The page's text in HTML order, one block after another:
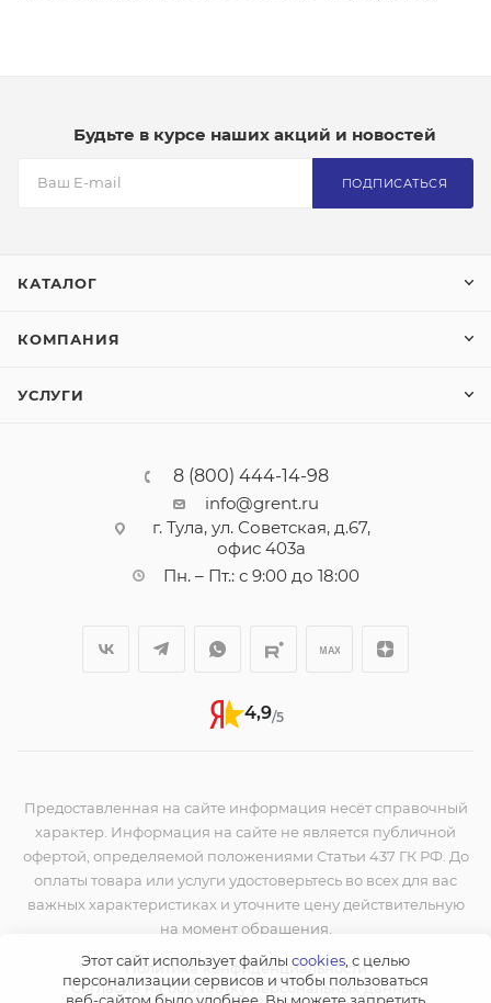
Будьте в курсе наших акций и новостей
ПОДПИСАТЬСЯ
КАТАЛОГ
КОМПАНИЯ
УСЛУГИ
8 (800) 444-14-98
info@grent.ru
г. Тула, ул. Советская, д.67,
офис 403а
Пн. – Пт.: с 9:00 до 18:00
4,9/5
Предоставленная на сайте информация несёт справочный
характер. Информация на сайте не является публичной
офертой, определяемой положениями Статьи 437 ГК РФ. До
оплаты товара или услуги удостоверьтесь во всех для вас
важных характеристиках и уточните цену действительную
на момент обращения.
Политика конфиденциальности
Согласие на обработку персональных данных
Этот сайт использует файлы cookies, с целью
персонализации сервисов и чтобы пользоваться